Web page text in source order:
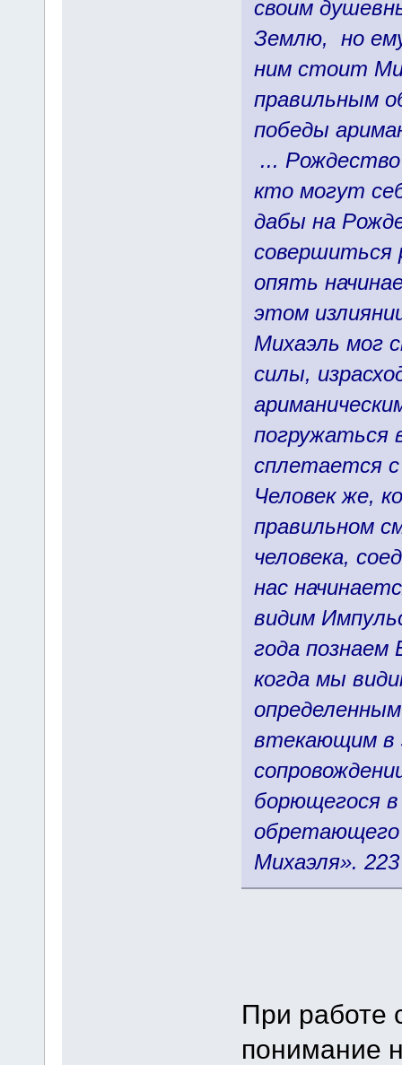
своим
Землю, но
ним стоит
правильным
победы
...
кто могут
дабы на
опять
этом
Михаэль мог
силы,
погружаться
сплетается с
Человек же,
правильном
человека,
нас
видим
года познаем
когда мы
втекающим в
борющегося
обретающего
Михаэля».
При работе
понимание